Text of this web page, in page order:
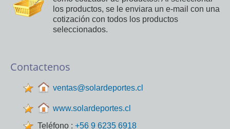
los productos, se le enviara un e-mail con una
cotización con todos los productos
seleccionados.
Contactenos
ventas@solardeportes.cl
www.solardeportes.cl
Teléfono : +56 9 6235 6918